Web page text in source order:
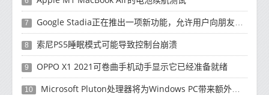
7 Google Stadia正在推出一项新功能，允许用户向朋友发送消息
8 索尼PS5睡眠模式可能导致控制台崩溃
9 OPPO X1 2021可卷曲手机动手显示它已经准备就绪
10 Microsoft Pluton处理器将为Windows PC带来额外的安全性